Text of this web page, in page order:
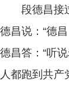
段德昌接过
德昌说：“德
德昌答：“听
人都跑到共产